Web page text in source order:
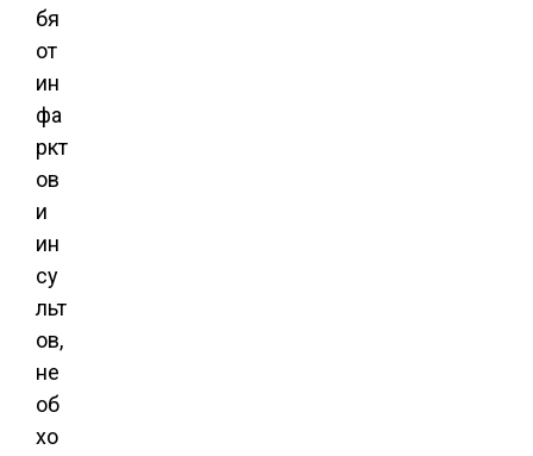
бя
от
ин
фа
ркт
ов
и
ин
су
льт
ов,
не
об
хо